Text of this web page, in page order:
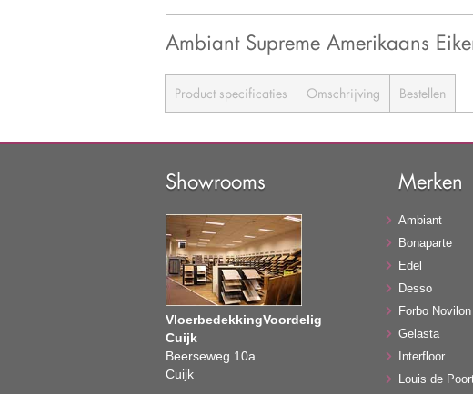
Ambiant Supreme Amerikaans
Product specificaties Omschrijving Bestellen
Showrooms
VloerbedekkingVoordelig
Cuijk
Beerseweg 10a
Cuijk
Merken
Ambiant
Bonaparte
Edel
Desso
Forbo Novilon
Gelasta
Interfloor
Louis de